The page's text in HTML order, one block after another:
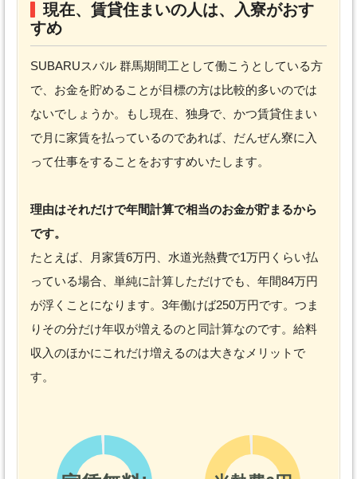
現在、賃貸住まいの人は、入寮がおす
すめ
SUBARUスバル 群馬期間工として働こうとしている方
で、お金を貯めることが目標の方は比較的多いのでは
ないでしょうか。もし現在、独身で、かつ賃貸住まい
で月に家賃を払っているのであれば、だんぜん寮に入
って仕事をすることをおすすめいたします。
理由はそれだけで年間計算で相当のお金が貯まるから
です。
たとえば、月家賃6万円、水道光熱費で1万円くらい払
っている場合、単純に計算しただけでも、年間84万円
が浮くことになります。3年働けば250万円です。つま
りその分だけ年収が増えるのと同計算なのです。給料
収入のほかにこれだけ増えるのは大きなメリットで
す。